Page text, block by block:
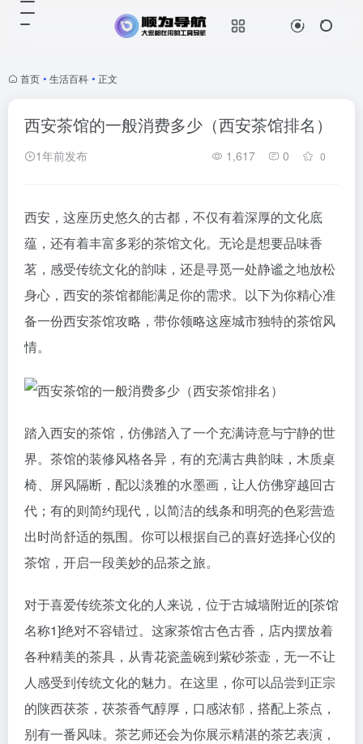
首页 • 生活百科 • 正文
西安茶馆的一般消费多少（西安茶馆排名）
1年前发布 1,617 0 0
西安，这座历史悠久的古都，不仅有着深厚的文化底
蕴，还有着丰富多彩的茶馆文化。无论是想要品味香
茗，感受传统文化的韵味，还是寻觅一处静谧之地放松
身心，西安的茶馆都能满足你的需求。以下为你精心准
备一份西安茶馆攻略，带你领略这座城市独特的茶馆风
情。
踏入西安的茶馆，仿佛踏入了一个充满诗意与宁静的世
界。茶馆的装修风格各异，有的充满古典韵味，木质桌
椅、屏风隔断，配以淡雅的水墨画，让人仿佛穿越回古
代；有的则简约现代，以简洁的线条和明亮的色彩营造
出时尚舒适的氛围。你可以根据自己的喜好选择心仪的
茶馆，开启一段美妙的品茶之旅。
对于喜爱传统茶文化的人来说，位于古城墙附近的[茶馆
名称1]绝对不容错过。这家茶馆古色古香，店内摆放着
各种精美的茶具，从青花瓷盖碗到紫砂茶壶，无一不让
人感受到传统文化的魅力。在这里，你可以品尝到正宗
的陕西茯茶，茯茶香气醇厚，口感浓郁，搭配上茶点，
别有一番风味。茶艺师还会为你展示精湛的茶艺表演，